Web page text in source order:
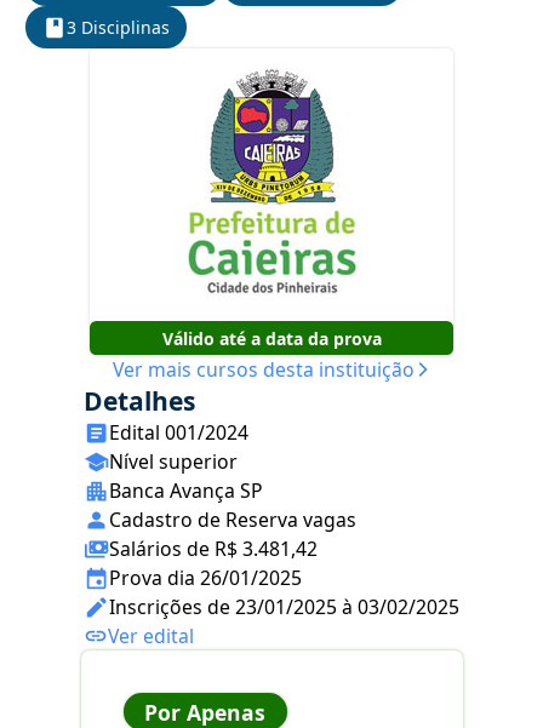
3 Disciplinas
Válido até a data da prova
Ver mais cursos desta instituição
Detalhes
Edital 001/2024
Nível superior
Banca Avança SP
Cadastro de Reserva vagas
Salários de R$ 3.481,42
Prova dia 26/01/2025
Inscrições de 23/01/2025 à 03/02/2025
Ver edital
Por Apenas